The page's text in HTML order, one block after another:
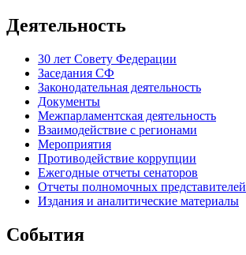
Деятельность
30 лет Совету Федерации
Заседания СФ
Законодательная деятельность
Документы
Межпарламентская деятельность
Взаимодействие с регионами
Мероприятия
Противодействие коррупции
Ежегодные отчеты сенаторов
Отчеты полномочных представителей
Издания и аналитические материалы
События